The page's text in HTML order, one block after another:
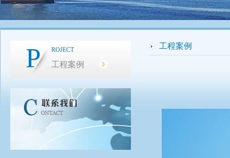
P ROJECT
工程案例
工程案例